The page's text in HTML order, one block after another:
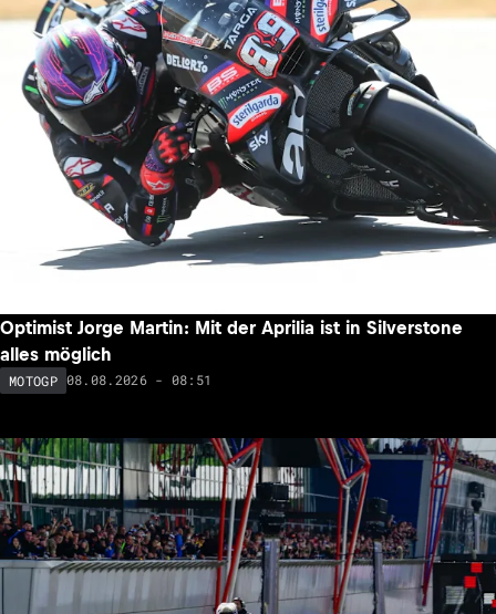
Optimist Jorge Martin: Mit der Aprilia ist in Silverstone
alles möglich
MOTOGP 08.08.2026 - 08:51